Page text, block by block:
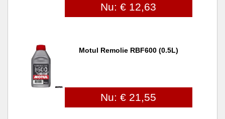
Nu: € 12,63
Motul Remolie RBF600 (0.5L)
Nu: € 21,55